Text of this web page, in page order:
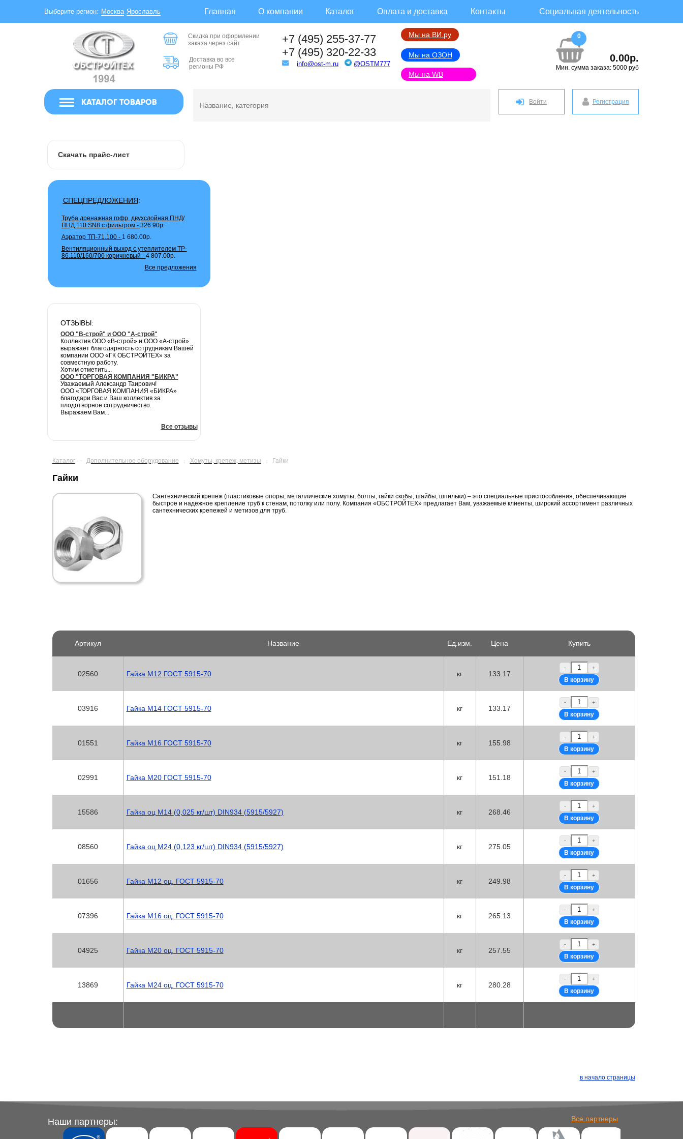
Выберите регион: Москва Ярославль Главная О компании Каталог Оплата и доставка Контакты Социальная деятельность
Скидка при оформлении
заказа через сайт
Доставка во все
регионы РФ
+7 (495) 255-37-77
+7 (495) 320-22-33
info@ost-m.ru @OSTM777
Мы на ВИ.ру
Мы на ОЗОН
Мы на WB
0
0.00р.
Мин. сумма заказа: 5000 руб
КАТАЛОГ ТОВАРОВ Регистрация
Войти
Скачать прайс-лист
СПЕЦПРЕДЛОЖЕНИЯ:
Труба дренажная гофр. двухслойная ПНД/
ПНД 110 SN8 с фильтром - 326.90р.
Аэратор ТП-71.100 - 1 680.00р.
Вентиляционный выход с утеплителем TP-
86.110/160/700 коричневый - 4 807.00р.
Все предложения
ОТЗЫВЫ:
ООО "В-строй" и ООО "А-строй"
Коллектив ООО «В-строй» и ООО «А-строй»
выражает благодарность сотрудникам Вашей
компании ООО «ГК ОБСТРОЙТЕХ» за
совместную работу.
Хотим отметить...
ООО "ТОРГОВАЯ КОМПАНИЯ "БИКРА"
Уважаемый Александр Таирович!
ООО «ТОРГОВАЯ КОМПАНИЯ «БИКРА»
благодари Вас и Ваш коллектив за
плодотворное сотрудничество.
Выражаем Вам...
Все отзывы
Каталог - Дополнительное оборудование - Хомуты, крепеж, метизы - Гайки
Гайки
Сантехнический крепеж (пластиковые опоры, металлические хомуты, болты, гайки скобы, шайбы, шпильки) – это специальные приспособления, обеспечивающие
быстрое и надежное крепление труб к стенам, потолку или полу. Компания «ОБСТРОЙТЕХ» предлагает Вам, уважаемые клиенты, широкий ассортимент различных
сантехнических крепежей и метизов для труб.
Артикул Название Ед.изм. Цена Купить
02560 Гайка М12 ГОСТ 5915-70 кг 133.17
- +
03916 Гайка М14 ГОСТ 5915-70 кг 133.17
- +
01551 Гайка М16 ГОСТ 5915-70 кг 155.98
- +
02991 Гайка М20 ГОСТ 5915-70 кг 151.18
- +
15586 Гайка оц М14 (0,025 кг/шт) DIN934 (5915/5927) кг 268.46
- +
08560 Гайка оц М24 (0,123 кг/шт) DIN934 (5915/5927) кг 275.05
- +
01656 Гайка М12 оц. ГОСТ 5915-70 кг 249.98
- +
07396 Гайка М16 оц. ГОСТ 5915-70 кг 265.13
- +
04925 Гайка М20 оц. ГОСТ 5915-70 кг 257.55
- +
13869 Гайка М24 оц. ГОСТ 5915-70 кг 280.28
- +
в начало страницы
Наши партнеры: Все партнеры